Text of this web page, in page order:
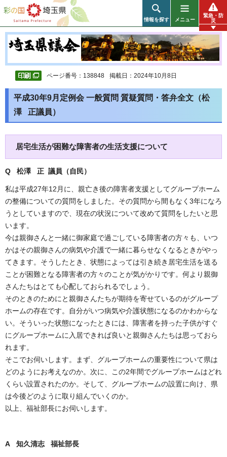
彩の国 埼玉県
情報を探す メニュー
緊急・防
災
ページ番号：138848 掲載日：2024年10月8日
平成30年9月定例会 一般質問 質疑質問・答弁全文（松
澤 正議員）
居宅生活が困難な障害者の生活支援について
Q 松澤 正 議員（自民）
私は平成27年12月に、親亡き後の障害者支援としてグループホーム
の整備についての質問をしました。その質問から間もなく3年になろ
うとしていますので、現在の状況について改めて質問をしたいと思
います。
今は親御さんと一緒に御家庭で過ごしている障害者の方々も、いつ
かはその親御さんの病気や介護で一緒に暮らせなくなるときがやっ
てきます。そうしたとき、状態によっては引き続き居宅生活を送る
ことが困難となる障害者の方々のことが気がかりです。何より親御
さんたちはとても心配しておられるでしょう。
そのときのためにと親御さんたちが期待を寄せているのがグループ
ホームの存在です。自分がいつ病気や介護状態になるのかわからな
い。そういった状態になったときには、障害者を持った子供がすぐ
にグループホームに入居できれば良いと親御さんたちは思っておら
れます。
そこでお伺いします。まず、グループホームの重要性について県は
どのようにお考えなのか。次に、この2年間でグループホームはどれ
くらい設置されたのか。そして、グループホームの設置に向け、県
は今後どのように取り組んでいくのか。
以上、福祉部長にお伺いします。
A 知久清志 福祉部長